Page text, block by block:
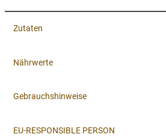
Zutaten
Nährwerte
Gebrauchshinweise
EU-RESPONSIBLE PERSON